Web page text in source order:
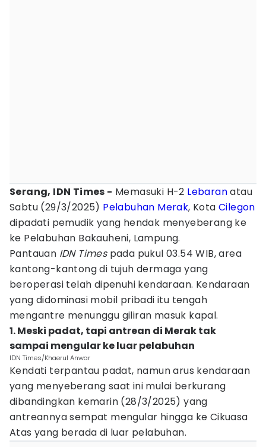
Serang, IDN Times - Memasuki H-2 Lebaranatau
Sabtu (29/3/2025) Pelabuhan Merak, KotaCilegon
dipadati pemudik yang hendak menyeberang ke
ke Pelabuhan Bakauheni, Lampung.
Pantauan IDN Timespada pukul 03.54 WIB, area
kantong-kantong di tujuh dermaga yang
beroperasi telah dipenuhi kendaraan. Kendaraan
yang didominasi mobil pribadi itu tengah
mengantre menunggu giliran masuk kapal.
1. Meski padat, tapi antrean di Merak tak
sampai mengular ke luar pelabuhan
IDN Times/Khaerul Anwar
Kendati terpantau padat, namun arus kendaraan
yang menyeberang saat ini mulai berkurang
dibandingkan kemarin (28/3/2025) yang
antreannya sempat mengular hingga ke Cikuasa
Atas yang berada di luar pelabuhan.